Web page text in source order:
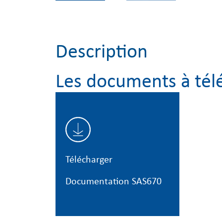
Description
Les documents à
Télécharger
Documentation SAS670